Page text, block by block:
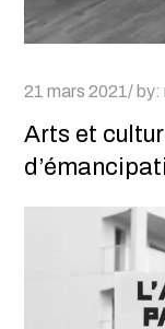
Posted
21 mars 2021 by:
Arts et